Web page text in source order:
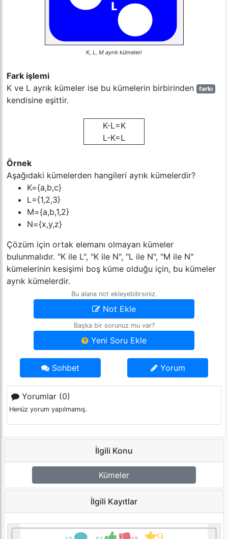
K, L, M ayrık kümeleri
Fark işlemi
K ve L ayrık kümeler ise bu kümelerin birbirinden
farkı
kendisine eşittir.
K-L=K
L-K=L
Örnek
Aşağıdaki kümelerden hangileri ayrık kümelerdir?
K={a,b,c}
L={1,2,3}
M={a,b,1,2}
N={x,y,z}
Çözüm için ortak elemanı olmayan kümeler
bulunmalıdır. "K ile L", "K ile N", "L ile N", "M ile N"
kümelerinin kesişimi boş küme olduğu için, bu kümeler
ayrık kümelerdir.
Bu alana not ekleyebilirsiniz.
Not Ekle
Başka bir sorunuz mu var?
Yeni Soru Ekle
Sohbet Yorum
Yorumlar (0)
Henüz yorum yapılmamış.
İlgili Konu
Kümeler
İlgili Kayıtlar